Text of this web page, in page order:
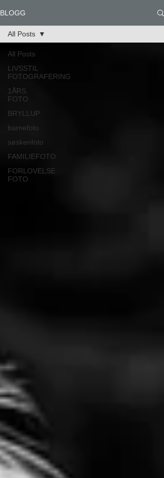
BLOGG
All Posts
LIVSSTIL
FOTOGRAFERING
1ÅRS
FOTO
BRYLLUP
barnefoto
søskenfoto
FAMILIEFOTO
FORLOVELSE
FOTO
All Posts